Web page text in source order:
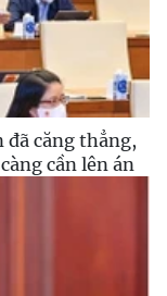
đã căng thẳng,
cần lên án